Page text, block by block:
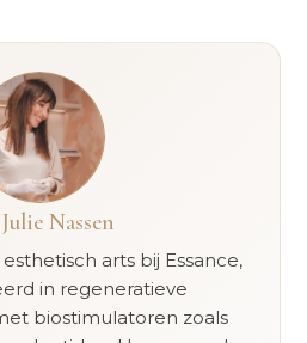
Nassen
arts bij Essance,
in regeneratieve
biostimulatoren zoals